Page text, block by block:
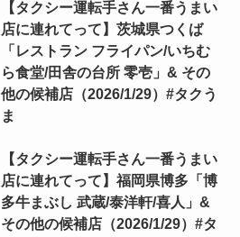
【タクシー運転手さん一番うまい
店に連れてって】茨城県つくば
「レストラン フライパン/いちむ
ら食堂/田舎の台所 零壱」& その
他の候補店（2026/1/29）#タクう
ま
【タクシー運転手さん一番うまい
店に連れてって】福岡県博多「博
多牛まぶし 武蔵/泰洋軒/喜人」&
その他の候補店（2026/1/29）#タ